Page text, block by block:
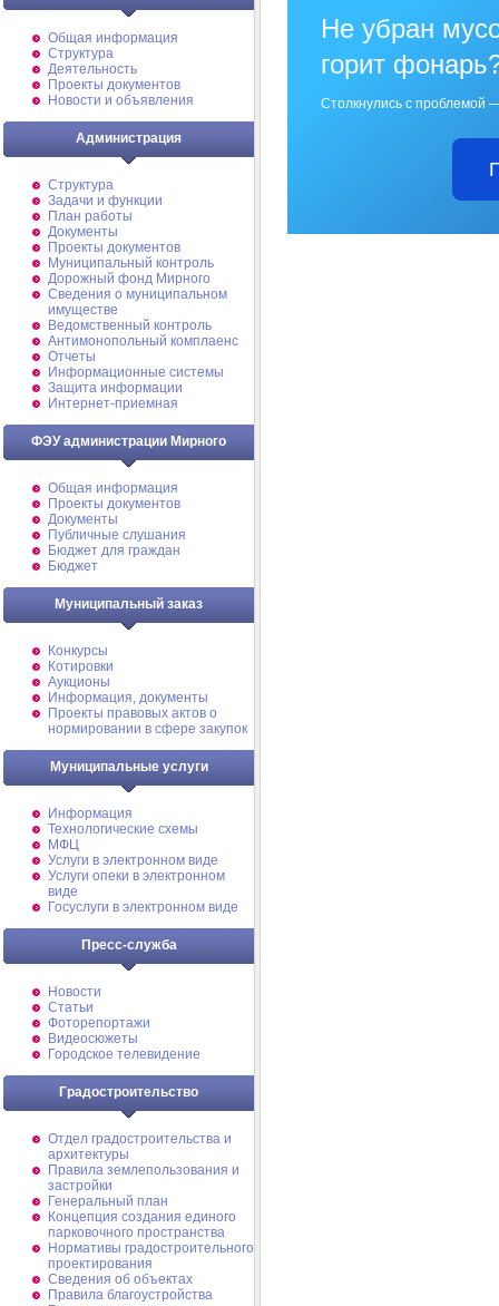
Общая информация
Структура
Деятельность
Проекты документов
Новости и объявления
Администрация
Структура
Задачи и функции
План работы
Документы
Проекты документов
Муниципальный контроль
Дорожный фонд Мирного
Cведения о муниципальном
имуществе
Ведомственный контроль
Антимонопольный комплаенс
Отчеты
Информационные системы
Защита информации
Интернет-приемная
ФЭУ администрации Мирного
Общая информация
Проекты документов
Документы
Публичные слушания
Бюджет для граждан
Бюджет
Муниципальный заказ
Конкурсы
Котировки
Аукционы
Информация, документы
Проекты правовых актов о
нормировании в сфере закупок
Муниципальные услуги
Информация
Технологические схемы
МФЦ
Услуги в электронном виде
Услуги опеки в электронном
виде
Госуслуги в электронном виде
Пресс-служба
Новости
Статьи
Фоторепортажи
Видеосюжеты
Городское телевидение
Градостроительство
Отдел градостроительства и
архитектуры
Правила землепользования и
застройки
Генеральный план
Концепция создания единого
парковочного пространства
Нормативы градостроительного
проектирования
Сведения об объектах
Правила благоустройства
Не убран
горит
Столкнулись с проблемой